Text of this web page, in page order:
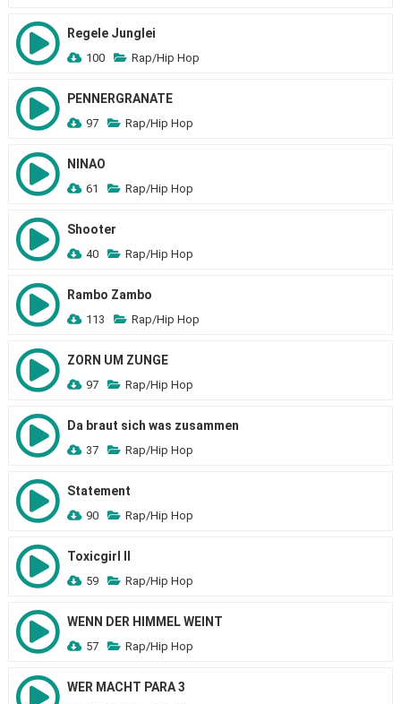
Regele Junglei
100 Rap/Hip Hop
PENNERGRANATE
97 Rap/Hip Hop
NINAO
61 Rap/Hip Hop
Shooter
40 Rap/Hip Hop
Rambo Zambo
113 Rap/Hip Hop
ZORN UM ZUNGE
97 Rap/Hip Hop
Da braut sich was zusammen
37 Rap/Hip Hop
Statement
90 Rap/Hip Hop
Toxicgirl II
59 Rap/Hip Hop
WENN DER HIMMEL WEINT
57 Rap/Hip Hop
WER MACHT PARA 3